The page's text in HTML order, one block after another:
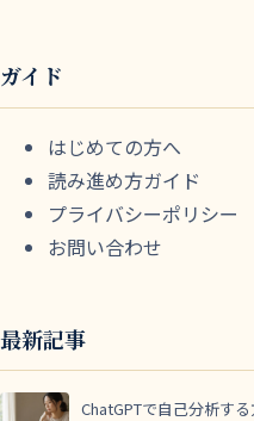
ガイド
はじめての方へ
読み進め方ガイド
プライバシーポリシー
お問い合わせ
最新記事
ChatGPTで自己分析す